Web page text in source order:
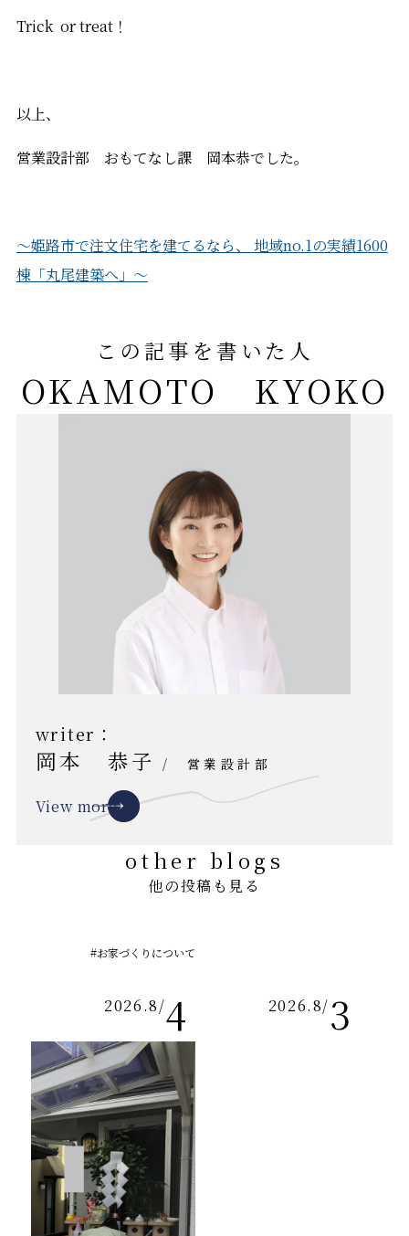
Trick or treat！
以上、
営業設計部 おもてなし課 岡本恭でした。
～姫路市で注文住宅を建てるなら、 地域no.1の実績1600
棟「丸尾建築へ」～
この記事を書いた人
OKAMOTO KYOKO
writer：
岡本 恭子 / 営業設計部
View more
other blogs
他の投稿も見る
2026.8/4
#お家づくりについて
2026.8/3